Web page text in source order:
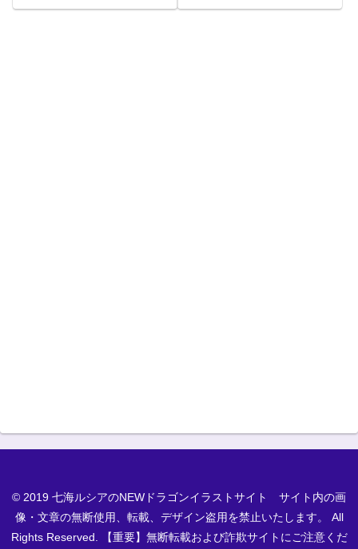
Japanese Yokai)
© 2019 七海ルシアのNEWドラゴンイラストサイト サイト内の画
像・文章の無断使用、転載、デザイン盗用を禁止いたします。 All
Rights Reserved. 【重要】無断転載および詐欺サイトにご注意くだ